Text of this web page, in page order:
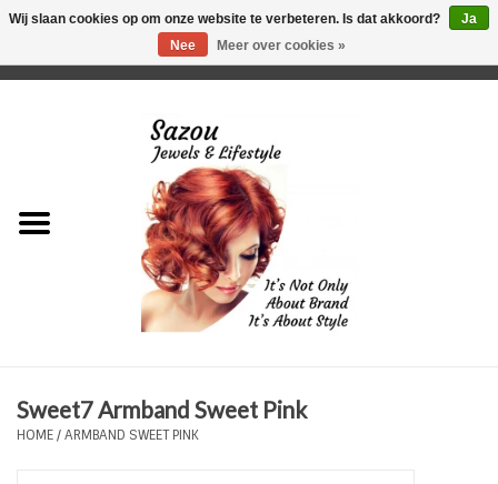
Just for Him
Plus Size Sieraden
Sweet7 Armband Sweet Pink
HOME/ARMBAND SWEET PINK
Wij slaan cookies op om onze website te verbeteren. Is dat akkoord?
Ja
Nee
Meer over cookies »